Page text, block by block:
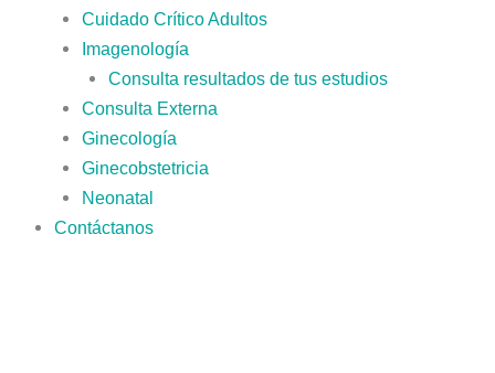
Cuidado Crítico Adultos
Imagenología
Consulta resultados de tus estudios
Consulta Externa
Ginecología
Ginecobstetricia
Neonatal
Contáctanos